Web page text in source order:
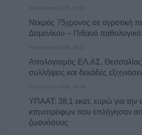
6 Αυγούστου 2026, 16:31
Νεκρός 75χρονος σε αγροτική
Δομενίκου – Πιθανό παθολογικό
6 Αυγούστου 2026, 16:27
Απολογισμός ΕΛ.ΑΣ.
συλλήψεις και δεκάδες
6 Αυγούστου 2026, 16:09
ΥΠΑΑΤ: 38,1 εκατ. ευρώ για την
κτηνοτρόφων που επλήγησαν
ζωονόσους